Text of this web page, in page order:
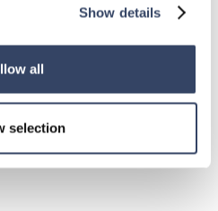
Show details
all
selection